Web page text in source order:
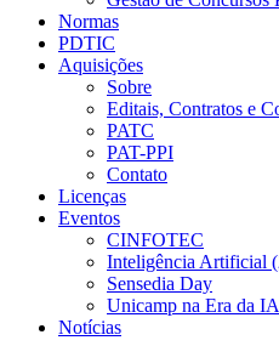
Normas
PDTIC
Aquisições
Sobre
Editais, Contratos e
PATC
PAT-PPI
Contato
Licenças
Eventos
CINFOTEC
Inteligência Artificial
Sensedia Day
Unicamp na Era da IA
Notícias